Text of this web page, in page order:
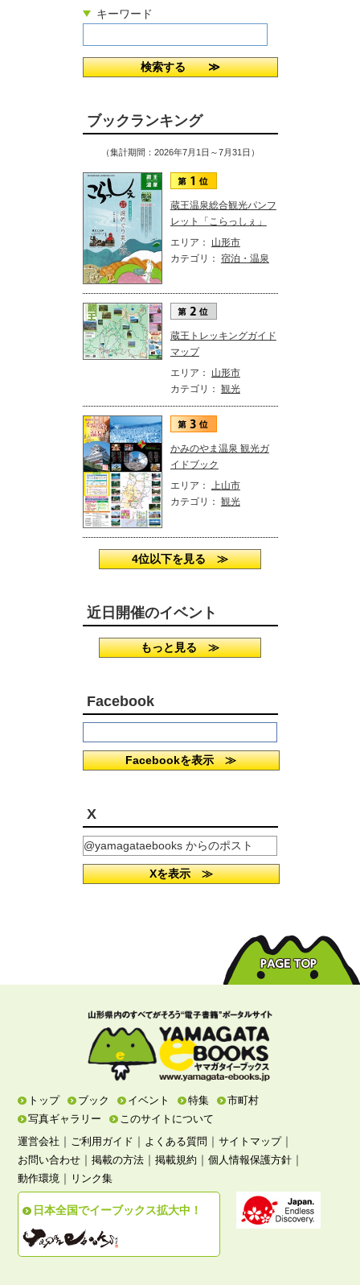
キーワード
ブックランキング
（集計期間：2026年7月1日～7月31日）
蔵王温泉総合観光パンフ
レット「こらっしぇ」
エリア： 山形市
カテゴリ： 宿泊・温泉
蔵王トレッキングガイド
マップ
エリア： 山形市
カテゴリ： 観光
かみのやま温泉 観光ガ
イドブック
エリア： 上山市
カテゴリ： 観光
4位以下を見る ≫
近日開催のイベント
もっと見る ≫
Facebook
Facebookを表示 ≫
X
@yamagataebooks からのポスト
Xを表示 ≫
トップ ブック イベント 特集
市町村
写真ギャラリー
このサイトについて
運営会社 ｜ ご利用ガイド ｜ よくある質問 ｜サイトマップ｜
お問い合わせ ｜掲載の方法 ｜掲載規約 ｜個人情報保護方針 ｜
動作環境 ｜ リンク集
日本全国でイーブックス拡大中！